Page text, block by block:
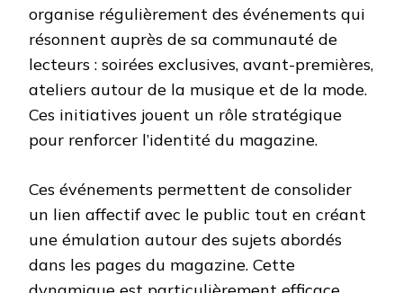
organise régulièrement des événements qui
résonnent auprès de sa communauté de
lecteurs : soirées exclusives, avant-premières,
ateliers autour de la musique et de la mode.
Ces initiatives jouent un rôle stratégique
pour renforcer l’identité du magazine.
Ces événements permettent de consolider
un lien affectif avec le public tout en créant
une émulation autour des sujets abordés
dans les pages du magazine. Cette